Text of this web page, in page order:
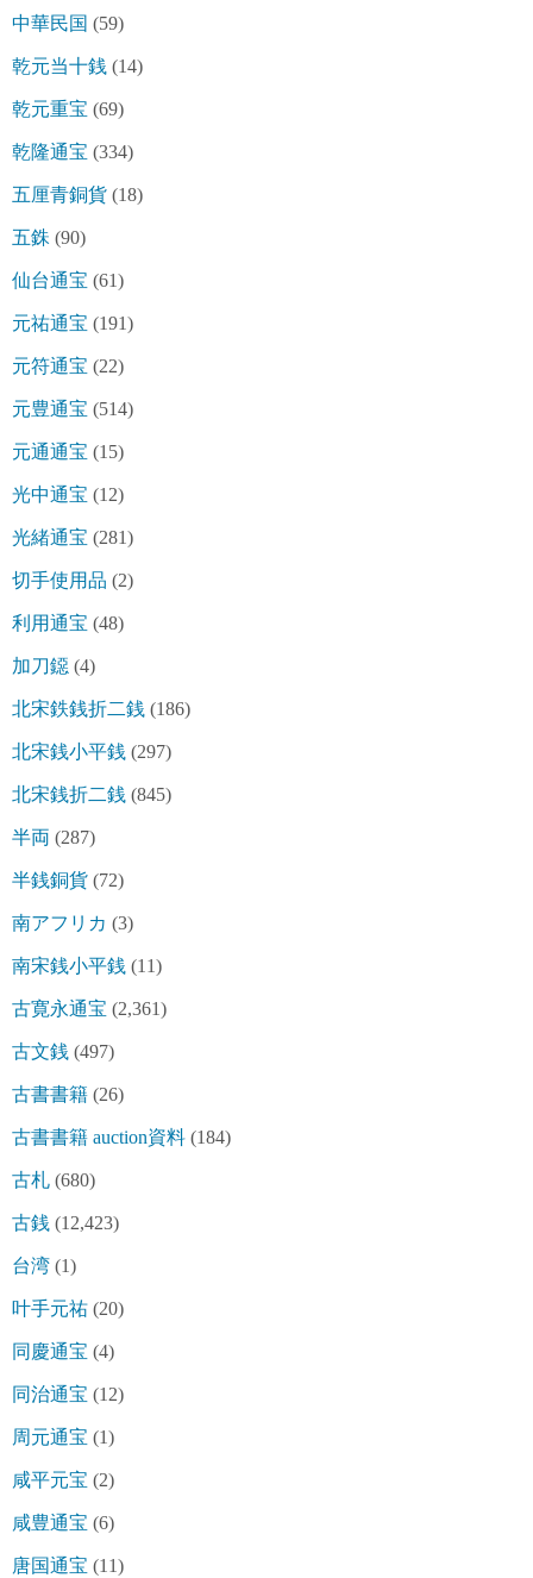
中華民国 (59)
乾元当十銭 (14)
乾元重宝 (69)
乾隆通宝 (334)
五厘青銅貨 (18)
五銖 (90)
仙台通宝 (61)
元祐通宝 (191)
元符通宝 (22)
元豊通宝 (514)
元通通宝 (15)
光中通宝 (12)
光緒通宝 (281)
切手使用品 (2)
利用通宝 (48)
加刀鐚 (4)
北宋鉄銭折二銭 (186)
北宋銭小平銭 (297)
北宋銭折二銭 (845)
半両 (287)
半銭銅貨 (72)
南アフリカ (3)
南宋銭小平銭 (11)
古寛永通宝 (2,361)
古文銭 (497)
古書書籍 (26)
古書書籍 auction資料 (184)
古札 (680)
古銭 (12,423)
台湾 (1)
叶手元祐 (20)
同慶通宝 (4)
同治通宝 (12)
周元通宝 (1)
咸平元宝 (2)
咸豊通宝 (6)
唐国通宝 (11)